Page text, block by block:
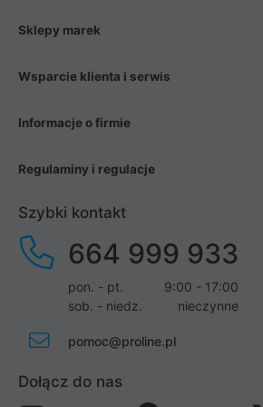
Sklepy marek
Wsparcie klienta i serwis
Informacje o firmie
Regulaminy i regulacje
Szybki kontakt
664 999 933
pon. - pt.
9:00 - 17:00
sob. - niedz.
nieczynne
pomoc@proline.pl
Dołącz do nas